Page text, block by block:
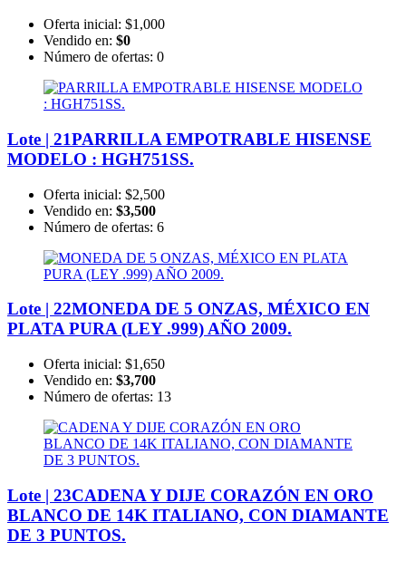
Oferta inicial: $1,000
Vendido en: $0
Número de ofertas: 0
Lote | 21PARRILLA EMPOTRABLE HISENSE
MODELO : HGH751SS.
Oferta inicial: $2,500
Vendido en: $3,500
Número de ofertas: 6
Lote | 22MONEDA DE 5 ONZAS, MÉXICO EN
PLATA PURA (LEY .999) AÑO 2009.
Oferta inicial: $1,650
Vendido en: $3,700
Número de ofertas: 13
Lote | 23CADENA Y DIJE CORAZÓN EN ORO
BLANCO DE 14K ITALIANO, CON DIAMANTE
DE 3 PUNTOS.